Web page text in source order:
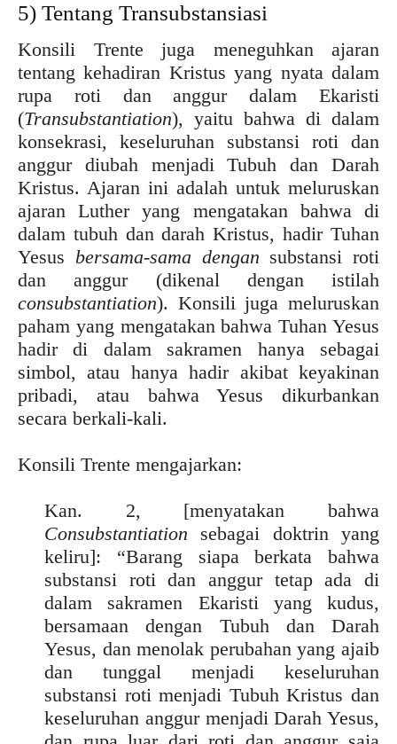
5) Tentang Transubstansiasi
Konsili Trente juga meneguhkan ajaran
tentang kehadiran Kristus yang nyata dalam
rupa roti dan anggur dalam Ekaristi
(Transubstantiation), yaitu bahwa di dalam
konsekrasi, keseluruhan substansi roti dan
anggur diubah menjadi Tubuh dan Darah
Kristus. Ajaran ini adalah untuk meluruskan
ajaran Luther yang mengatakan bahwa di
dalam tubuh dan darah Kristus, hadir Tuhan
Yesus bersama-sama dengan substansi roti
dan anggur (dikenal dengan istilah
consubstantiation). Konsili juga meluruskan
paham yang mengatakan bahwa Tuhan Yesus
hadir di dalam sakramen hanya sebagai
simbol, atau hanya hadir akibat keyakinan
pribadi, atau bahwa Yesus dikurbankan
secara berkali-kali.
Konsili Trente mengajarkan:
Kan. 2, [menyatakan bahwa
Consubstantiation sebagai doktrin yang
keliru]: “Barang siapa berkata bahwa
substansi roti dan anggur tetap ada di
dalam sakramen Ekaristi yang kudus,
bersamaan dengan Tubuh dan Darah
Yesus, dan menolak perubahan yang ajaib
dan tunggal menjadi keseluruhan
substansi roti menjadi Tubuh Kristus dan
keseluruhan anggur menjadi Darah Yesus,